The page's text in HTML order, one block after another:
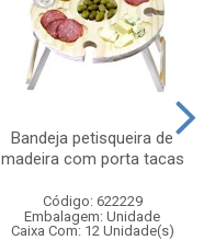
Bandeja petisqueira de
madeira com porta tacas
Código: 622229
Embalagem: Unidade
Caixa Com: 12 Unidade(s)